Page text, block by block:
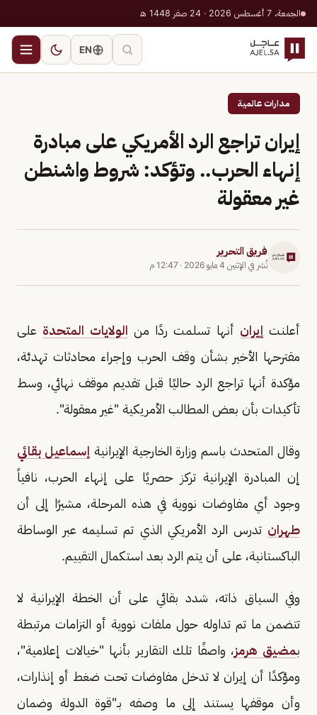
الجمعة، 7 أغسطس 2026 · 24 صفر 1448 هـ
EN
مدارات عالمية
إيران تراجع الرد الأمريكي على مبادرة
إنهاء الحرب.. وتؤكد: شروط واشنطن
غير معقولة
فريق التحرير
نُشر في الإثنين 4 مايو 2026 · 12:47 م
أعلنت إيران أنها تسلمت ردًا من الولايات المتحدة على
مقترحها الأخير بشأن وقف الحرب وإجراء محادثات تهدئة،
مؤكدة أنها تراجع الرد حاليًا قبل تقديم موقف نهائي، وسط
تأكيدات بأن بعض المطالب الأمريكية "غير معقولة".
وقال المتحدث باسم وزارة الخارجية الإيرانية إسماعيل بقائي
إن المبادرة الإيرانية تركز حصريًا على إنهاء الحرب، نافياً
وجود أي مفاوضات نووية في هذه المرحلة، مشيرًا إلى أن
طهران تدرس الرد الأمريكي الذي تم تسليمه عبر الوساطة
الباكستانية، على أن يتم الرد بعد استكمال التقييم.
وفي السياق ذاته، شدد بقائي على أن الخطة الإيرانية لا
تتضمن ما تم تداوله حول ملفات نووية أو التزامات مرتبطة
بمضيق هرمز، واصفًا تلك التقارير بأنها "خيالات إعلامية"،
ومؤكدًا أن إيران لا تدخل مفاوضات تحت ضغط أو إنذارات،
وأن موقفها يستند إلى ما وصفه بـ"قوة الدولة وضمان